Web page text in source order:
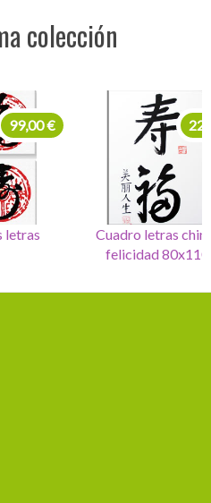
colección
Set de 4 Cuadros letras
seurte
99,00 €